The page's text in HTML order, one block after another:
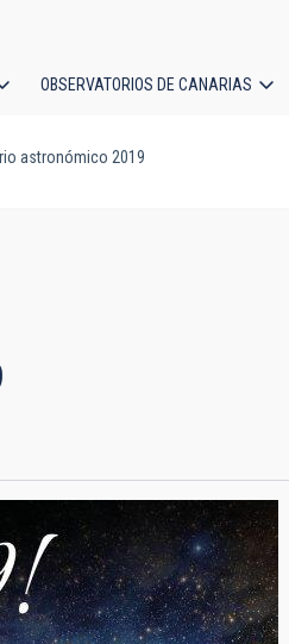
OBSERVATORIOS DE CANARIAS
astronómico 2019